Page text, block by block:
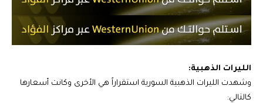
الليرات الذهبية:
وشهدت الليرات الذهبية السورية استقراراً هي الأخرى وكانت أسعارها
كالتالي: